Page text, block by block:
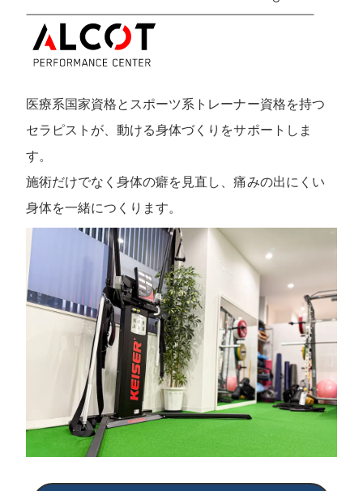
医療系国家資格とスポーツ系トレーナー資格を持つ
セラピストが、動ける身体づくりをサポートしま
す。
施術だけでなく身体の癖を見直し、痛みの出にくい
身体を一緒につくります。